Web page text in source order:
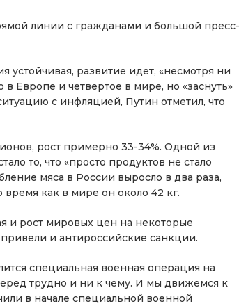
линии с гражданами и большой пресс-
устойчивая, развитие идет, «несмотря ни
Европе и четвертое в мире, но «заснуть»
с инфляцией, Путин отметил, что
рост примерно 33-34%. Одной из
то, что «просто продуктов не стало
мяса в России выросло в два раза,
время как в мире он около 42 кг.
и рост мировых цен на некоторые
и антироссийские санкции.
специальная военная операция на
трудно и ни к чему. И мы движемся к
в начале специальной военной